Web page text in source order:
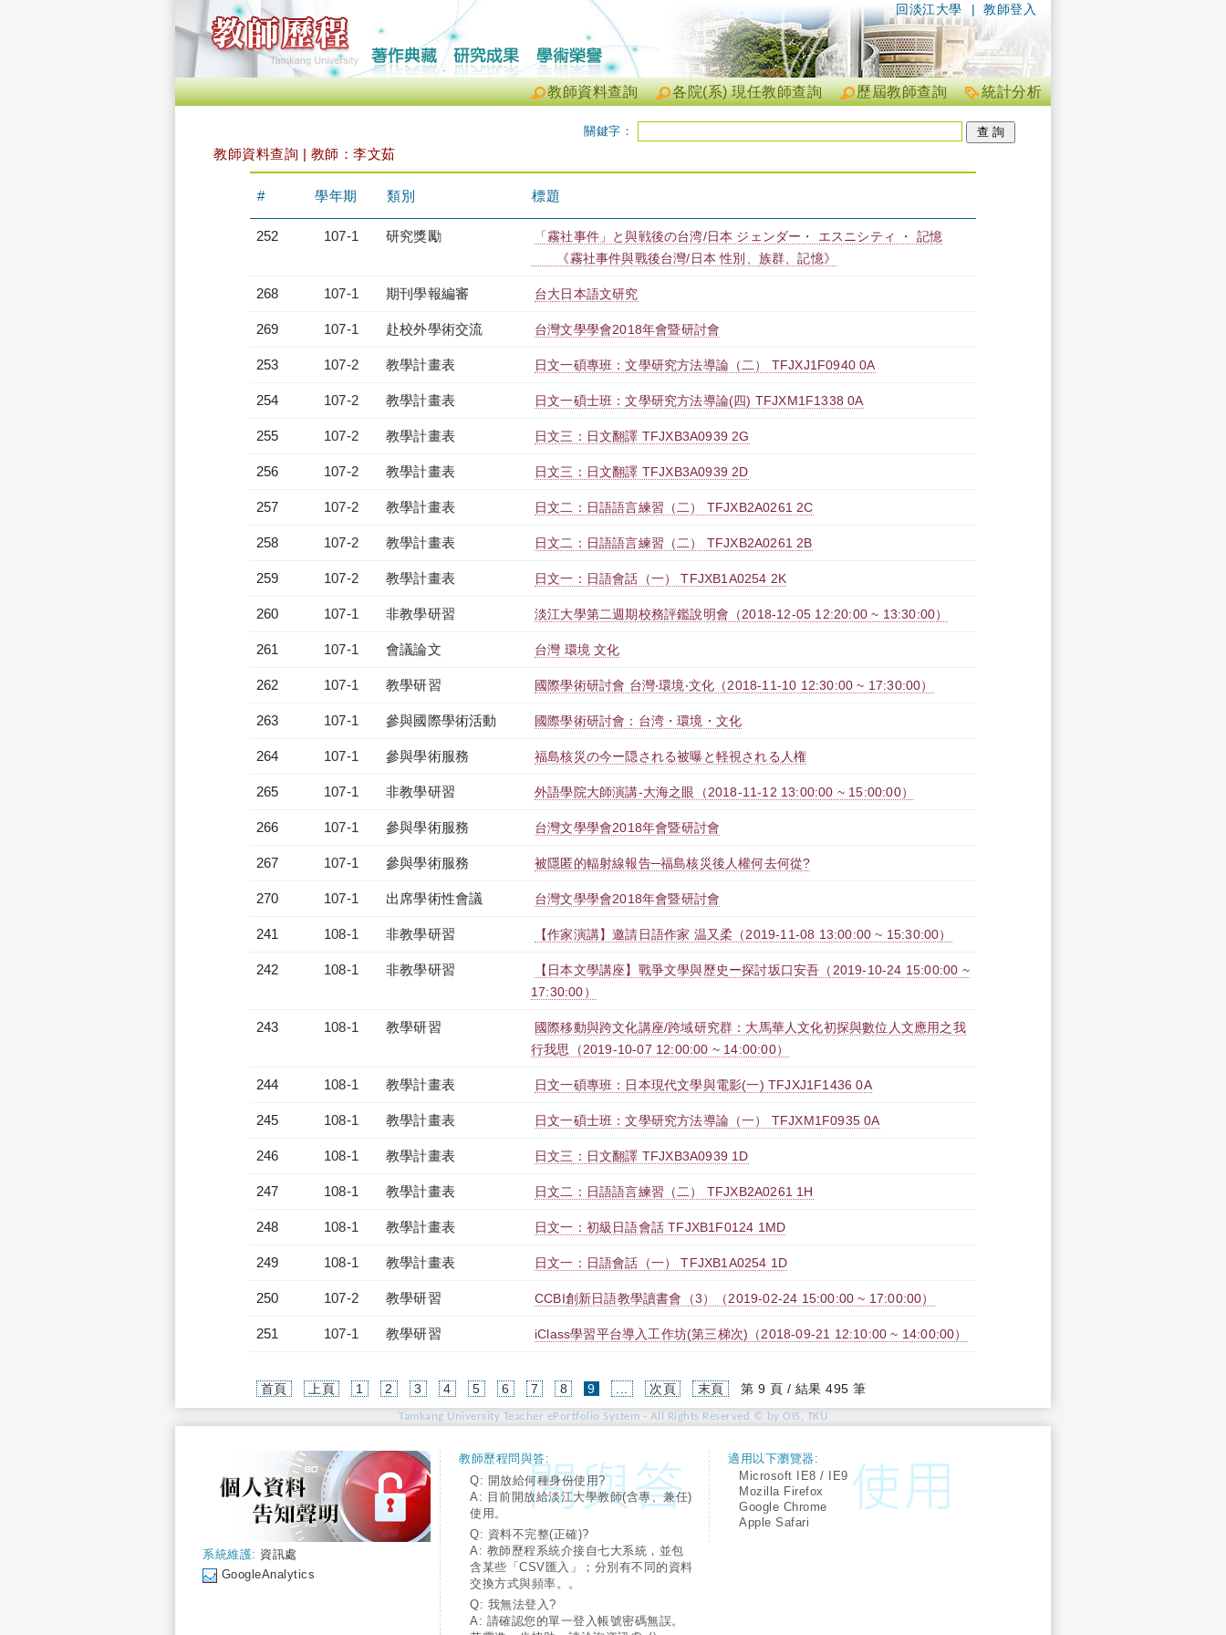
| 教師登入
回淡江大學
統計分析
歷屆教師查詢
各院(系) 現任教師查詢
教師資料查詢
關鍵字：
教師資料查詢 | 教師：李文茹
# 學年期 類別 標題
252 107-1 研究獎勵
「霧社事件」と與戦後の台湾/日本 ジェンダー・ エスニシティ ・ 記憶
《霧社事件與戰後台灣/日本 性別、族群、記憶》
268 107-1 期刊學報編審 台大日本語文研究
269 107-1 赴校外學術交流 台灣文學學會2018年會暨研討會
253 107-2 教學計畫表 日文一碩專班：文學研究方法導論（二） TFJXJ1F0940 0A
254 107-2 教學計畫表 日文一碩士班：文學研究方法導論(四) TFJXM1F1338 0A
255 107-2 教學計畫表 日文三：日文翻譯 TFJXB3A0939 2G
256 107-2 教學計畫表 日文三：日文翻譯 TFJXB3A0939 2D
257 107-2 教學計畫表 日文二：日語語言練習（二） TFJXB2A0261 2C
258 107-2 教學計畫表 日文二：日語語言練習（二） TFJXB2A0261 2B
259 107-2 教學計畫表 日文一：日語會話（一） TFJXB1A0254 2K
260 107-1 非教學研習 淡江大學第二週期校務評鑑說明會（2018-12-05 12:20:00 ~ 13:30:00）
261 107-1 會議論文 台灣 環境 文化
262 107-1 教學研習 國際學術研討會 台灣‧環境‧文化（2018-11-10 12:30:00 ~ 17:30:00）
263 107-1 參與國際學術活動 國際學術研討會：台湾・環境・文化
264 107-1 參與學術服務 福島核災の今ー隠される被曝と軽視される人権
265 107-1 非教學研習 外語學院大師演講-大海之眼（2018-11-12 13:00:00 ~ 15:00:00）
266 107-1 參與學術服務 台灣文學學會2018年會暨研討會
267 107-1 參與學術服務 被隱匿的輻射線報告─福島核災後⼈權何去何從?
270 107-1 出席學術性會議 台灣文學學會2018年會暨研討會
241 108-1 非教學研習 【作家演講】邀請日語作家 温又柔（2019-11-08 13:00:00 ~ 15:30:00）
242 108-1 非教學研習
【日本文學講座】戰爭文學與歷史ー探討坂口安吾（2019-10-24 15:00:00 ~
17:30:00）
243 108-1 教學研習
國際移動與跨文化講座/跨域研究群：大馬華人文化初探與數位人文應用之我
行我思（2019-10-07 12:00:00 ~ 14:00:00）
244 108-1 教學計畫表 日文一碩專班：日本現代文學與電影(一) TFJXJ1F1436 0A
245 108-1 教學計畫表 日文一碩士班：文學研究方法導論（一） TFJXM1F0935 0A
246 108-1 教學計畫表 日文三：日文翻譯 TFJXB3A0939 1D
247 108-1 教學計畫表 日文二：日語語言練習（二） TFJXB2A0261 1H
248 108-1 教學計畫表 日文一：初級日語會話 TFJXB1F0124 1MD
249 108-1 教學計畫表 日文一：日語會話（一） TFJXB1A0254 1D
250 107-2 教學研習 CCBI創新日語教學讀書會（3）（2019-02-24 15:00:00 ~ 17:00:00）
251 107-1 教學研習 iClass學習平台導入工作坊(第三梯次)（2018-09-21 12:10:00 ~ 14:00:00）
首頁 上頁 1 2 3 4 5 6 7 8 9(current) 次頁 末頁 第 9 頁 / 結果 495 筆
Tamkang University Teacher ePortfolio System - All Rights Reserved © by OIS, TKU
系統維護: 資訊處
GoogleAnalytics
教師歷程問與答:
Q: 開放給何種身份使用?
A: 目前開放給淡江大學教師(含專、兼任)
使用。
Q: 資料不完整(正確)?
A: 教師歷程系統介接自七大系統，並包
含某些「CSV匯入」；分別有不同的資料
交換方式與頻率。。
Q: 我無法登入?
A: 請確認您的單一登入帳號密碼無誤。
適用以下瀏覽器:
Microsoft IE8 / IE9
Mozilla Firefox
Google Chrome
Apple Safari